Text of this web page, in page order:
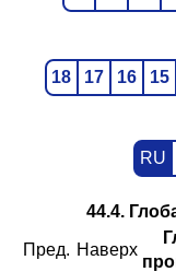
18
17 16 15
RU
44.4.
Пред. Наверх